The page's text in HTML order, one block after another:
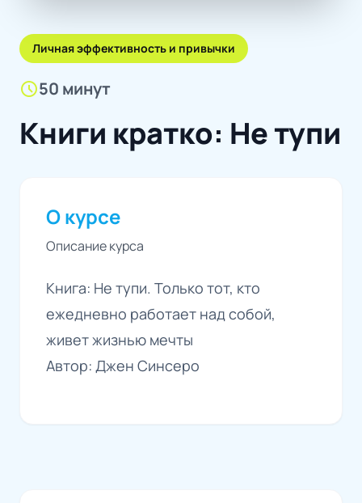
Личная эффективность и привычки
schedule50 минут
Книги кратко: Не тупи
О курсе
Описание курса
Книга: Не тупи. Только тот, кто
ежедневно работает над собой,
живет жизнью мечты
Автор: Джен Синсеро